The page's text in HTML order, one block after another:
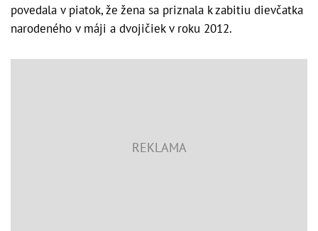
povedala v piatok, že žena sa priznala k zabitiu dievčatka
narodeného v máji a dvojičiek v roku 2012.